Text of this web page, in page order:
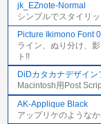
jk_EZnote-Normal
シンプルでスタイリ
Picture Ikimono Font
ライン、ぬり分け、
ト!!
DiDカタカナデザイ
Macintosh用Post
AK-Applique Black
アップリケのような